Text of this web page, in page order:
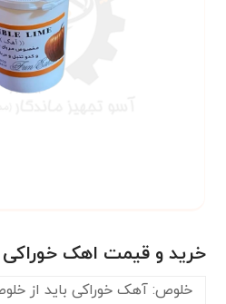
خرید و قیمت اهک خوراکی
خلوص: آهک خوراکی باید از خلوص